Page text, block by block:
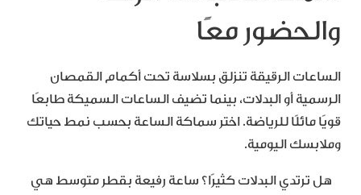
والحضور معًا
الساعات الرقيقة تنزلق بسلاسة تحت أكمام القمصان
الرسمية أو البدلات، بينما تضيف الساعات السميكة طابعًا
قويًا مائلًا للرياضة. اختر سماكة الساعة بحسب نمط حياتك
وملابسك اليومية.
هل ترتدي البدلات كثيرًا؟ ساعة رفيعة بقطر متوسط هي